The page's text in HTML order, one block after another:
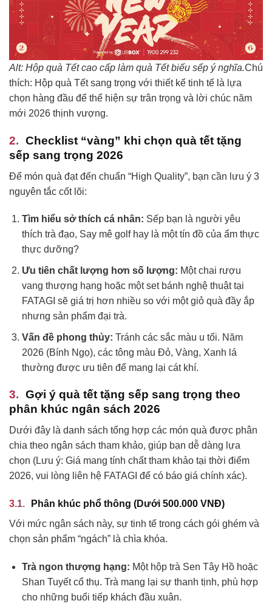
Alt: Hộp quà Tết cao cấp làm quà Tết biếu sếp ý nghĩa.Chú
thích: Hộp quà Tết sang trọng với thiết kế tinh tế là lựa
chọn hàng đầu để thể hiện sự trân trọng và lời chúc năm
mới 2026 thịnh vượng.
Checklist “vàng” khi chọn quà tết tặng
sếp sang trọng 2026
Để món quà đạt đến chuẩn “High Quality”, bạn cần lưu ý 3
nguyên tắc cốt lõi:
Tìm hiểu sở thích cá nhân: Sếp bạn là người yêu
thích trà đạo, Say mê golf hay là một tín đồ của ẩm thực
thực dưỡng?
Ưu tiên chất lượng hơn số lượng: Một chai rượu
vang thượng hạng hoặc một set bánh nghệ thuật tại
FATAGI sẽ giá trị hơn nhiều so với một giỏ quà đầy ắp
nhưng sản phẩm đại trà.
Vấn đề phong thủy: Tránh các sắc màu u tối. Năm
2026 (Bính Ngọ), các tông màu Đỏ, Vàng, Xanh lá
thường được ưu tiên để mang lại cát khí.
Gợi ý quà tết tặng sếp sang trọng theo
phân khúc ngân sách 2026
Dưới đây là danh sách tổng hợp các món quà được phân
chia theo ngân sách tham khảo, giúp bạn dễ dàng lựa
chọn (Lưu ý: Giá mang tính chất tham khảo tại thời điểm
2026, vui lòng liên hệ FATAGI để có báo giá chính xác).
Phân khúc phổ thông (Dưới 500.000 VNĐ)
Với mức ngân sách này, sự tinh tế trong cách gói ghém và
chọn sản phẩm “ngách” là chìa khóa.
Trà ngon thượng hạng: Một hộp trà Sen Tây Hồ hoặc
Shan Tuyết cổ thụ. Trà mang lại sự thanh tịnh, phù hợp
cho những buổi tiếp khách đầu xuân.